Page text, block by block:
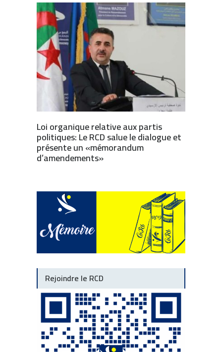
Loi organique relative aux partis
politiques: Le RCD salue le dialogue et
présente un «mémorandum
d’amendements»
Rejoindre le RCD